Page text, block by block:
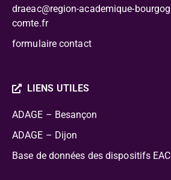
draeac@region-academique-
comte.fr
formulaire contact
LIENS UTILES
ADAGE – Besançon
ADAGE – Dijon
Base de données des dispositifs EAC